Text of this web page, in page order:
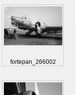
fortepan_266002